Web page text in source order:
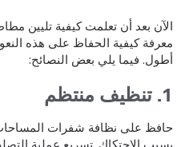
بعد أن تعلمت كيفية تليين
كيفية الحفاظ على هذه
فيما يلي بعض النصائح:
على نظافة شفرات المساحات.